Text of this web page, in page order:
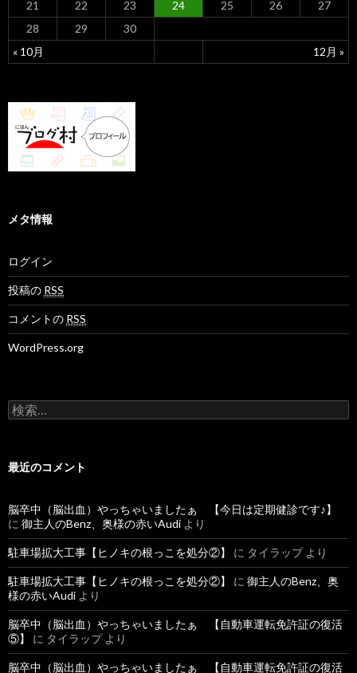
« 10月 12月 »
21
22 23 24 25 26
27
28
29 30
メタ情報
ログイン
投稿の RSS
コメントの RSS
WordPress.org
検
索
最近のコメント
脳卒中（脳出血）やっちゃいましたぁ 【今日は定期健診です♪】
に 御主人のBenz、奥様の赤いAudi より
駐車場拡大工事【ヒノキの根っこを処分②】 に タイラップより
駐車場拡大工事【ヒノキの根っこを処分②】 に 御主人のBenz、奥
様の赤いAudi より
脳卒中（脳出血）やっちゃいましたぁ 【自動車運転免許証の復活
⑤】
に タイラップより
脳卒中（脳出血）やっちゃいましたぁ 【自動車運転免許証の復活